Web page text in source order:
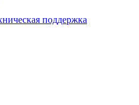
поддержка